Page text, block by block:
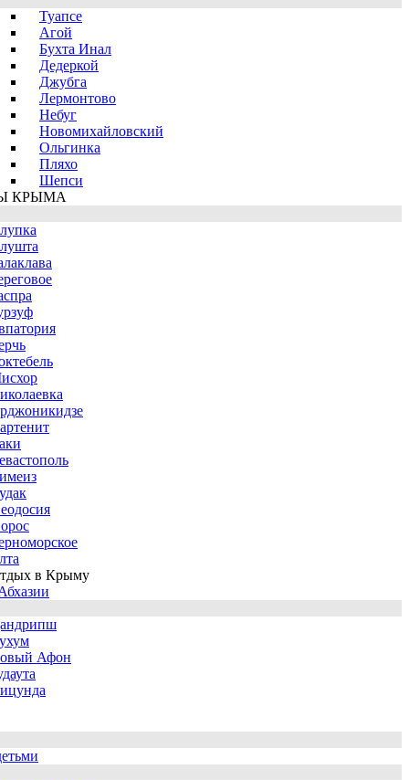
Туапсе
Агой
Бухта Инал
Дедеркой
Джубга
Лермонтово
Небуг
Новомихайловский
Ольгинка
Пляхо
Шепси
КРЫМА
в Крыму
Афон